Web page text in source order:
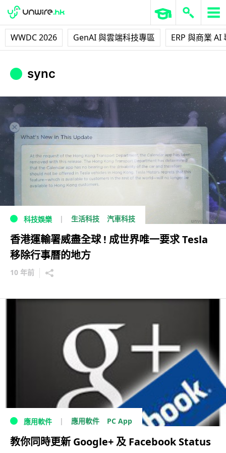
WWDC 2026 GenAI 與雲端科技專區 ERP 與商業 AI
sync
科技娛樂 生活科技 汽車科技
香港運輸署威盡全球 ! 成世界唯一要求 Tesla
移除行事曆的地方
10 年前
應用軟件 應用軟件 PC App
教你同時更新 Google+ 及 Facebook Status